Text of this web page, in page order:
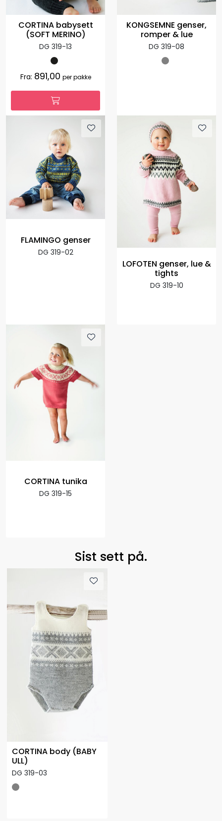
CORTINA babysett
(SOFT MERINO)
DG 319-13
Fra: 891,00 per pakke
KONGSEMNE genser,
romper & lue
DG 319-08
FLAMINGO genser
DG 319-02
LOFOTEN genser, lue &
tights
DG 319-10
CORTINA tunika
DG 319-15
Sist sett på.
CORTINA body (BABY
ULL)
DG 319-03